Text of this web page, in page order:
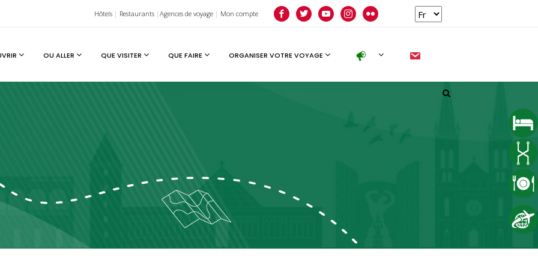
Hôtels | Restaurants | Agences de voyage | Mon compte facebooktwitter youtubeinstagramflickr
new
OU ALLER QUE VISITER QUE FAIRE ORGANISER VOTRE VOYAGE